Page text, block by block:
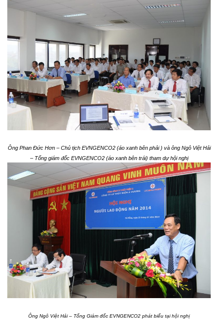
Ông Phan Đức Hơn – Chủ tịch EVNGENCO2 (áo xanh bên phải ) và ông Ngô Việt Hải
– Tổng giám đốc EVNGENCO2 (áo xanh bên trái) tham dự hội nghị
Ông Ngô Việt Hải – Tổng Giám đốc EVNGENCO2 phát biểu tại hội nghị